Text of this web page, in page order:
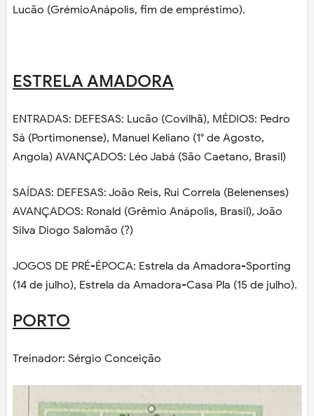
Lucão (GrémioAnápolis, fim de empréstimo).
ESTRELA AMADORA
ENTRADAS: DEFESAS: Lucão (Covilhã), MÉDIOS: Pedro
Sá (Portimonense), Manuel Keliano (1° de Agosto,
Angola) AVANÇADOS: Léo Jabá (São Caetano, Brasil)
SAÍDAS: DEFESAS: João Reis, Rui Correla (Belenenses)
AVANÇADOS: Ronald (Grêmio Anápolis, Brasil), João
Silva Diogo Salomão (?)
JOGOS DE PRÉ-ÉPOCA: Estrela da Amadora-Sporting
(14 de julho), Estrela da Amadora-Casa Pla (15 de julho).
PORTO
Treinador: Sérgio Conceição